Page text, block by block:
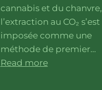
cannabis et du chanvre,
l’extraction au CO₂ s’est
imposée comme une
méthode de premier…
Read more